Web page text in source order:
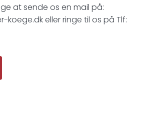
at sende os en mail på:
koege.dk eller ringe til os på Tlf: